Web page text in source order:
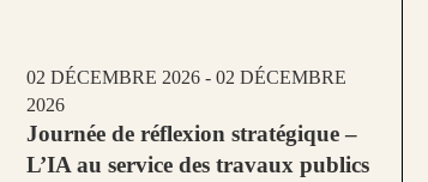
02 DÉCEMBRE 2026 - 02 DÉCEMBRE
2026
Journée de réflexion stratégique –
L’IA au service des travaux publics